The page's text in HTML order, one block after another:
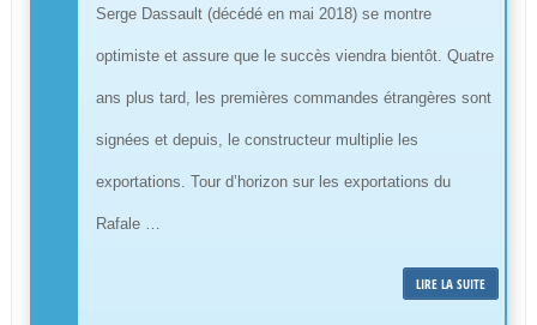
Serge Dassault (décédé en mai 2018) se montre
optimiste et assure que le succès viendra bientôt. Quatre
ans plus tard, les premières commandes étrangères sont
signées et depuis, le constructeur multiplie les
exportations. Tour d’horizon sur les exportations du
Rafale …
LIRE LA SUITE